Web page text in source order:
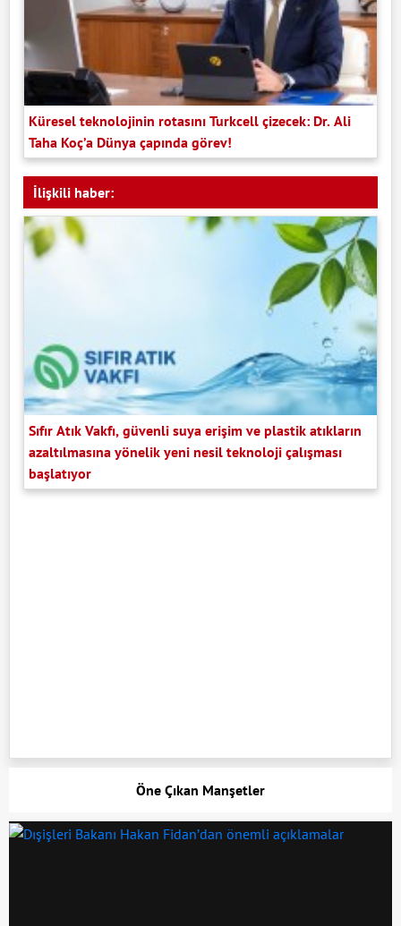
Küresel teknolojinin rotasını Turkcell çizecek: Dr. Ali
Taha Koç’a Dünya çapında görev!
İlişkili haber:
Sıfır Atık Vakfı, güvenli suya erişim ve plastik atıkların
azaltılmasına yönelik yeni nesil teknoloji çalışması
başlatıyor
Öne Çıkan Manşetler